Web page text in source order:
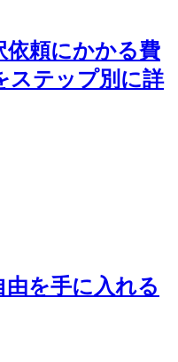
依頼にかかる費
ステップ別に詳
由を手に入れる